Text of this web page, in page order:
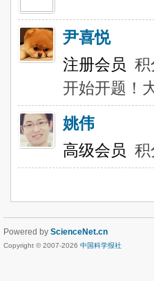
尹喜悦
注册会员 积
开始开题！
姚伟
高级会员 积
Powered by ScienceNet.cn
Copyright © 2007-2026 中国科学报社